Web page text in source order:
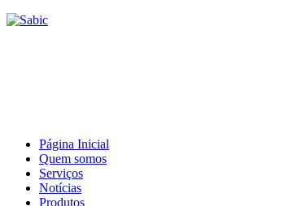
Página Inicial
Quem somos
Serviços
Notícias
Produtos